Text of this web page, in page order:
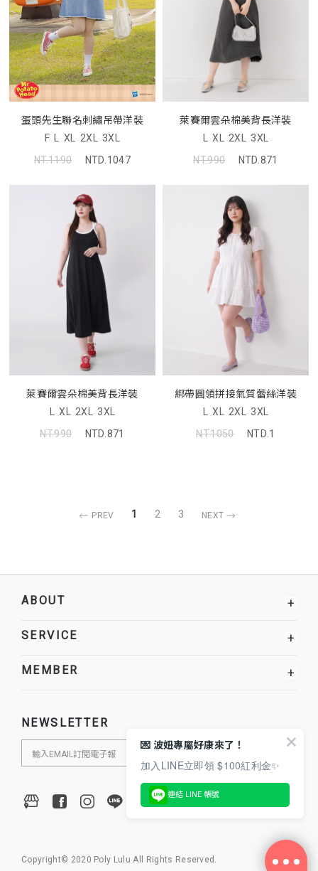
蛋頭先生聯名刺繡吊帶洋裝
F L XL 2XL 3XL
NT.1190
NTD.1047
萊賽爾雲朵棉美背長洋裝
L XL 2XL 3XL
NT.990
NTD.871
萊賽爾雲朵棉美背長洋裝
L XL 2XL 3XL
NT.990
NTD.871
綁帶圓領拼接氣質蕾絲洋裝
L XL 2XL 3XL
NT.1050
NTD.1
PREV 1 2 3 NEXT
ABOUT +
SERVICE +
MEMBER +
NEWSLETTER
Copyright© 2020 Poly Lulu All Rights Reserved.
💌 波妞專屬好康來了！
加入LINE立即領 $100紅利金✨
連結 LINE 帳號